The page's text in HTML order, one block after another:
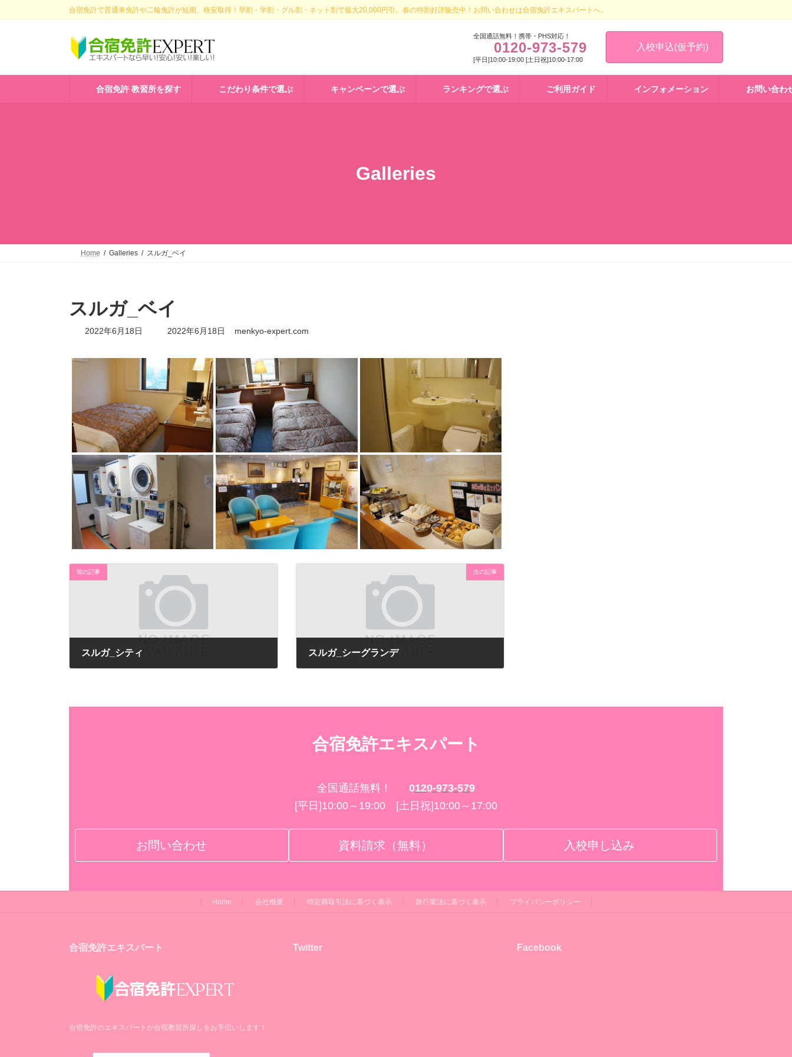
ン
ビ
合宿免許で普通車免許や二輪免許が短期、格安取得！早割・学割・グル割・ネット割で最大20,000円引。春の特割好評販売中！お問い合わせは合宿免許エキスパートへ。
全国通話無料！携帯・PHS対応！
0120-973-579
[平日]10:00-19:00 [土日祝]10:00-17:00
入校申込(仮予約)
合宿免許 教習所を探す こだわり条件で選ぶ キャンペーンで選ぶ ランキングで選ぶ ご利用ガイド インフォメーション お問い合わ
Galleries
Home Galleries スルガ_ベイ
スルガ_ベイ
2022年6月18日
最
新
日
時
:
2022年6月18日 menkyo-expert.com
前の記事
スルガ_シティ
次の記事
スルガ_シーグランデ
合宿免許エキスパート
全国通話無料！
0120-973-579
[平日]10:00～19:00 [土日祝]10:00～17:00
お問い合わせ 資料請求（無料） 入校申し込み
Home 会社概要 特定商取引法に基づく表示 旅行業法に基づく表示 プライバシーポリシー
合宿免許エキスパート
合宿免許のエキスパートが合宿教習所探しをお手伝いします！
Twitter Facebook